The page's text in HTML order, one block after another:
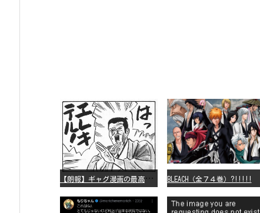
【
朗報】ギャグ漫画の最高傑作、「パタリロ」に決まる BLEACH（全７４巻）?!!!!!